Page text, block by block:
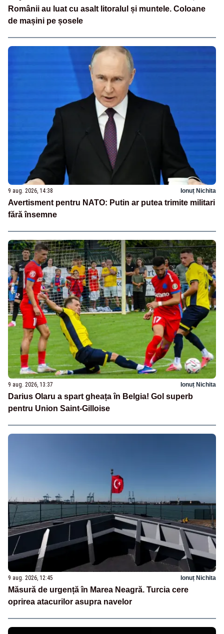
Românii au luat cu asalt litoralul și muntele. Coloane
de mașini pe șosele
9 aug. 2026, 14:38 Ionuț Nichita
Avertisment pentru NATO: Putin ar putea trimite militari
fără însemne
9 aug. 2026, 13:37 Ionuț Nichita
Darius Olaru a spart gheața în Belgia! Gol superb
pentru Union Saint-Gilloise
9 aug. 2026, 12:45 Ionuț Nichita
Măsură de urgență în Marea Neagră. Turcia cere
oprirea atacurilor asupra navelor